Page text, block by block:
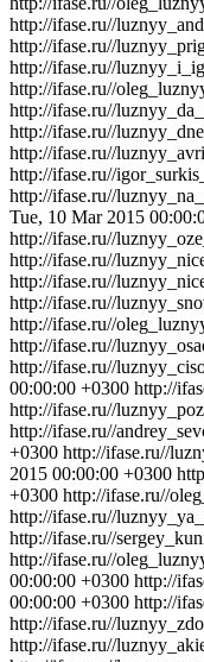
http://ifase.ru//
http://ifase.ru//
http://ifase.ru//
http://ifase.ru//
http://ifase.ru//
http://ifase.ru//
http://ifase.ru//
http://ifase.ru//
http://ifase.ru//
Tue, 10 Mar 2015
http://ifase.ru//
http://ifase.ru//
http://ifase.ru//
http://ifase.ru//
http://ifase.ru//
http://ifase.ru//
http://ifase.ru//
00:00:00 +0300 http://
http://ifase.ru//
http://ifase.ru//
+0300 http://ifase.ru//
2015 00:00:00 +0300
+0300 http://ifase.ru//
http://ifase.ru//
http://ifase.ru//
http://ifase.ru//
00:00:00 +0300 http://
00:00:00 +0300 http://
http://ifase.ru//
http://ifase.ru//